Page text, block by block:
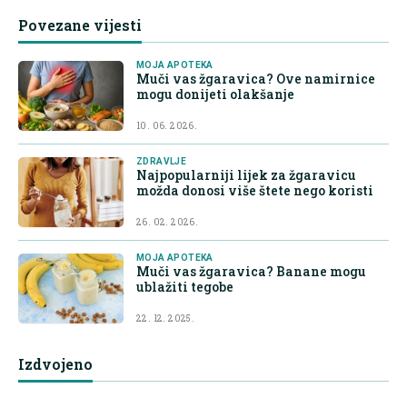
Povezane vijesti
MOJA APOTEKA
Muči vas žgaravica? Ove namirnice
mogu donijeti olakšanje
10. 06. 2026.
ZDRAVLJE
Najpopularniji lijek za žgaravicu
možda donosi više štete nego koristi
26. 02. 2026.
MOJA APOTEKA
Muči vas žgaravica? Banane mogu
ublažiti tegobe
22. 12. 2025.
Izdvojeno